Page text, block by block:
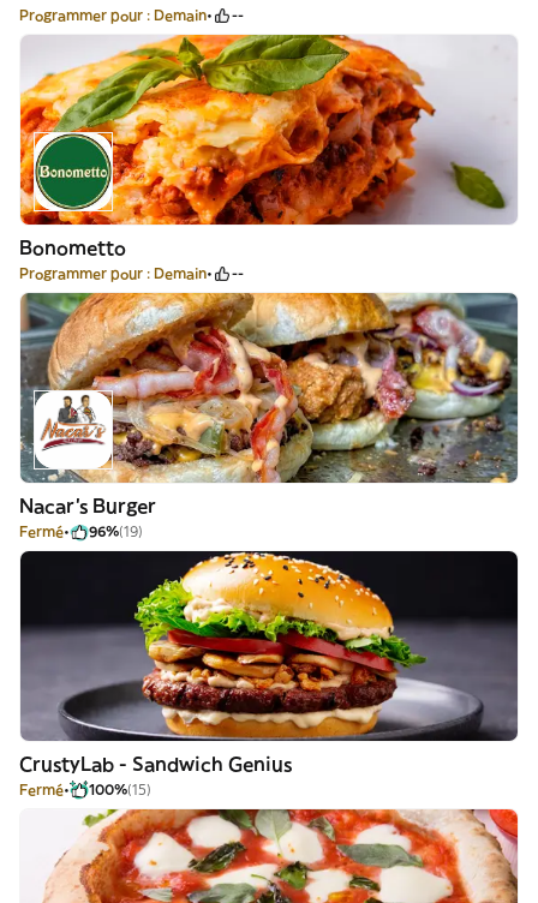
Programmer pour : Demain --
Bonometto
Programmer pour : Demain --
Nacar's Burger
Fermé 96%(19)
CrustyLab - Sandwich Genius
Fermé 100%(15)